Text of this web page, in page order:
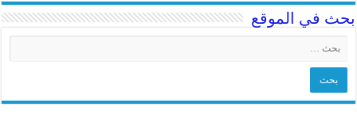
بحث في الموقع